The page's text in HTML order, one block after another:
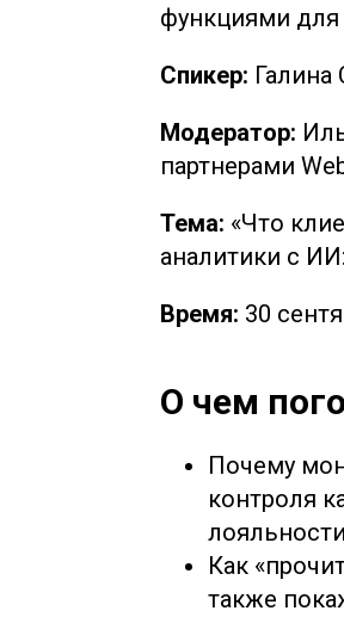
функциями для
Спикер: Галина
Модератор:
партнерами
Тема: «Что
аналитики с
Время: 30
О чем
Почему
контроля
Как
также